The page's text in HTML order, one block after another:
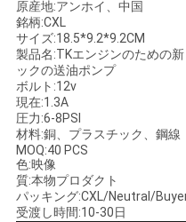
だ
さ
い
ニ
ュ
原産地:アンホイ、中国
銘柄:CXL
サイズ:18.5*9.2*9.2CM
製品名:TKエンジンのための
ックの送油ポンプ
ボルト:12v
現在:1.3A
圧力:6-8PSI
材料:銅、プラスチック、鋼線
MOQ:40 PCS
色:映像
質:本物プロダクト
パッキング:CXL/Neutral/
受渡し時間:10-30日